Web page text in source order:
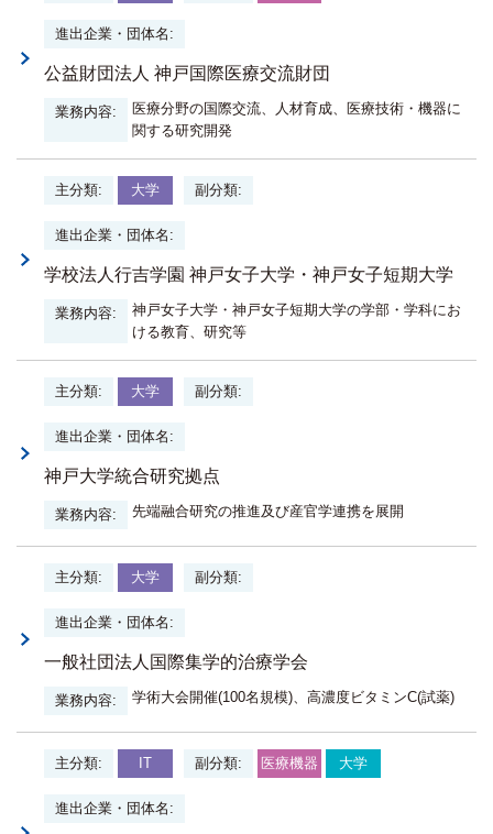
公益財団法人 神戸国際医療交流財団
医療分野の国際交流、人材育成、医療技術・機器に
関する研究開発
大学
学校法人行吉学園 神戸女子大学・神戸女子短期大学
神戸女子大学・神戸女子短期大学の学部・学科にお
ける教育、研究等
大学
神戸大学統合研究拠点
先端融合研究の推進及び産官学連携を展開
大学
一般社団法人国際集学的治療学会
学術大会開催(100名規模)、高濃度ビタミンC(試薬)
IT 医療機器 大学